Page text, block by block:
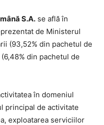
S.A. se află în
de Ministerul
(93,52% din pachetul de
din pachetul de
în domeniul
principal de activitate
exploatarea serviciilor